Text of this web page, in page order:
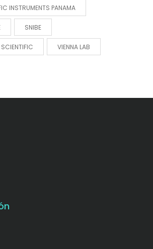
INSTRUMENTS PANAMA
SNIBE
VIENNA LAB